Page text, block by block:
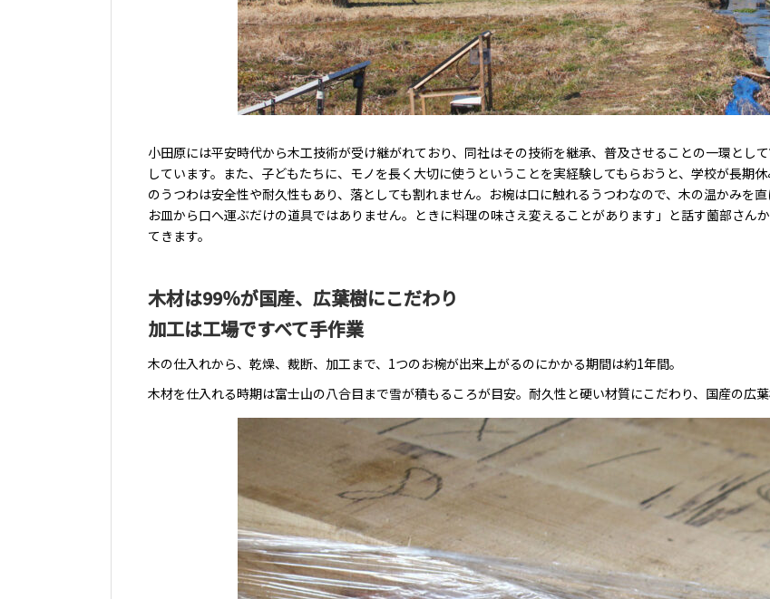
小田原には平安時代から木工技術が受け継がれており、同社はその技術を継承、普及させることの一環とし
しています。また、子どもたちに、モノを長く大切に使うということを実経験してもらおうと、学校が長期
のうつわは安全性や耐久性もあり、落としても割れません。お椀は口に触れるうつわなので、木の温かみを
お皿から口へ運ぶだけの道具ではありません。ときに料理の味さえ変えることがあります」と話す薗部さん
てきます。
木材は99％が国産、広葉樹にこだわり
加工は工場ですべて手作業
木の仕入れから、乾燥、裁断、加工まで、1つのお椀が出来上がるのにかかる期間は約1年間。
木材を仕入れる時期は富士山の八合目まで雪が積もるころが目安。耐久性と硬い材質にこだわり、国産の広